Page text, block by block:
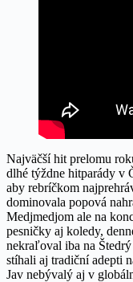
Najväčší hit prelomu
dlhé týždne hitparády v
aby rebríčkom
dominovala popová
Medjmedjom ale na
pesničky aj koledy,
nekraľoval iba na
stíhali aj tradiční adepti
Jav nebývalý aj v